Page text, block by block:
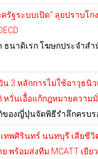
รัฐระบบเปิด” ลุยปราบโก
ธนาดิเรก โฆษกประจำส
น 3 หลักการไม่ใช้อาวุธนิ
หวั่นเอื้อแก้กฎหมายความ
ของญี่ปุ่นจัดพิธีรำลึกครบร
ทพศิรินทร์ นนทบุรี เสียชีวิ
พร้อมส่งทีม MCATT เยีย